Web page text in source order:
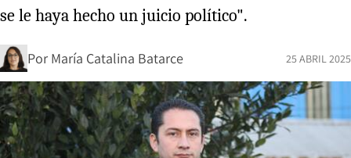
se le haya hecho un juicio político".
Por María Catalina Batarce 25 ABRIL 2025